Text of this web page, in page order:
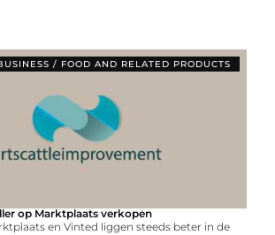
/ FOOD AND RELATED PRODUCTS
op Marktplaats verkopen
en Vinted liggen steeds beter in de